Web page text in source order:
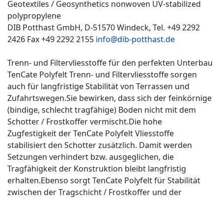
Geotextiles / Geosynthetics nonwoven UV-stabilized
polypropylene
DIB Potthast GmbH, D-51570 Windeck, Tel. +49 2292
2426 Fax +49 2292 2155 info@dib-potthast.de
Trenn- und Filtervliesstoffe für den perfekten Unterbau
TenCate Polyfelt Trenn- und Filtervliesstoffe sorgen
auch für langfristige Stabilität von Terrassen und
Zufahrtswegen.Sie bewirken, dass sich der feinkörnige
(bindige, schlecht tragfähige) Boden nicht mit dem
Schotter / Frostkoffer vermischt.Die hohe
Zugfestigkeit der TenCate Polyfelt Vliesstoffe
stabilisiert den Schotter zusätzlich. Damit werden
Setzungen verhindert bzw. ausgeglichen, die
Tragfähigkeit der Konstruktion bleibt langfristig
erhalten.Ebenso sorgt TenCate Polyfelt für Stabilität
zwischen der Tragschicht / Frostkoffer und der